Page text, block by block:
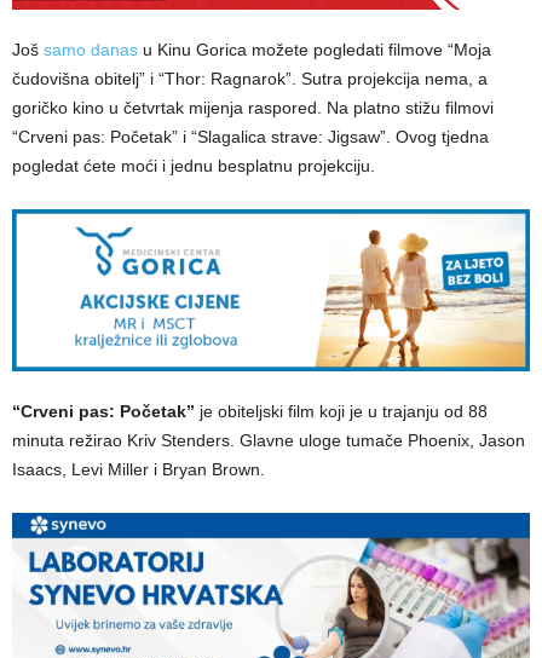
Još samo danas u Kinu Gorica možete pogledati filmove “Moja
čudovišna obitelj” i “Thor: Ragnarok”. Sutra projekcija nema, a
goričko kino u četvrtak mijenja raspored. Na platno stižu filmovi
“Crveni pas: Početak” i “Slagalica strave: Jigsaw”. Ovog tjedna
pogledat ćete moći i jednu besplatnu projekciju.
“Crveni pas: Početak” je obiteljski film koji je u trajanju od 88
minuta režirao Kriv Stenders. Glavne uloge tumače Phoenix, Jason
Isaacs, Levi Miller i Bryan Brown.